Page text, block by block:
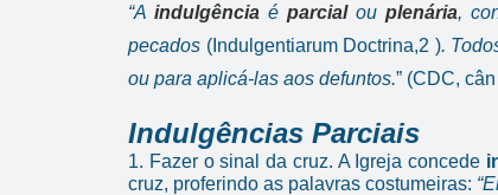
“A indulgênciaé parcialou plenária,
pecados (Indulgentiarum Doctrina,2 ).
ou para aplicá-las aos defuntos.” (CDC,
Indulgências Parciais
1. Fazer o sinal da cruz. A Igreja concede
cruz, proferindo as palavras costumeiras: